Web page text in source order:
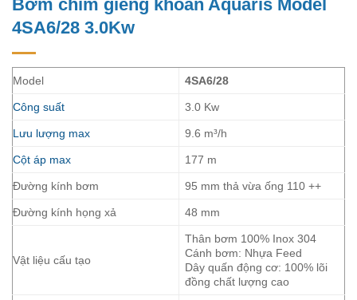
Bơm chìm giếng khoan Aquaris Model
4SA6/28 3.0Kw
Model 4SA6/28
Công suất 3.0 Kw
Lưu lượng max 9.6 m³/h
Cột áp max 177 m
Đường kính bơm 95 mm thả vừa ống 110 ++
Đường kính họng xả 48 mm
Vật liệu cấu tạo
Thân bơm 100% Inox 304
Cánh bơm: Nhựa Feed
Dây quấn động cơ: 100% lõi
đồng chất lượng cao